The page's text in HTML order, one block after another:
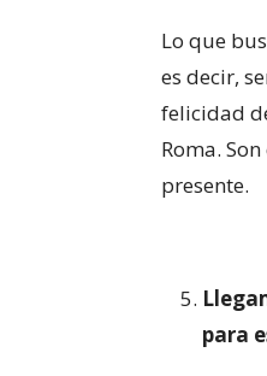
Lo que
es decir,
felicidad
Roma.
presente.
para